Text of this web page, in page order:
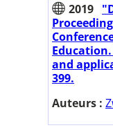
2019
Education.
and
399.
Auteurs :